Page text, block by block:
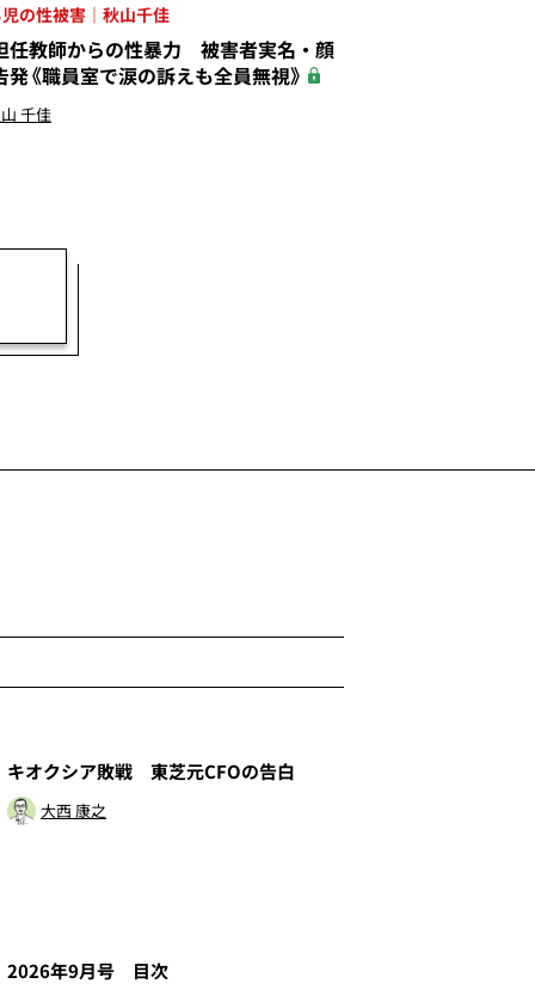
の性被害｜秋山千佳
任教師からの性暴力 被害者実名・顔
発《職員室で涙の訴えも全員無視》
千佳
キオクシア敗戦 東芝元CFOの告白
大西 康之
2026年9月号 目次